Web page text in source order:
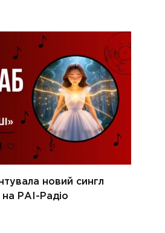
новий сингл
РАІ-Радіо